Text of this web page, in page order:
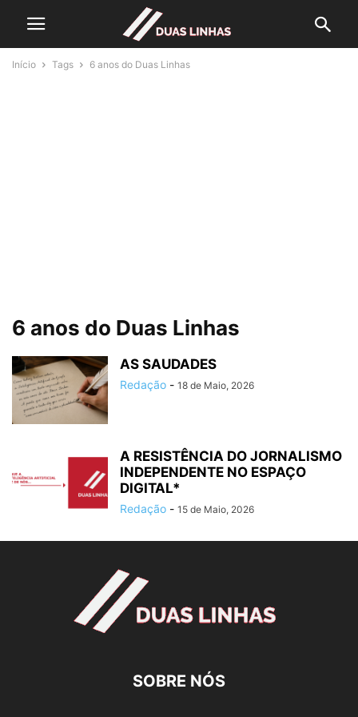
Início Tags 6 anos do Duas Linhas
6 anos do Duas Linhas
AS SAUDADES
Redação - 18 de Maio, 2026
A RESISTÊNCIA DO JORNALISMO
INDEPENDENTE NO ESPAÇO
DIGITAL*
Redação - 15 de Maio, 2026
SOBRE NÓS